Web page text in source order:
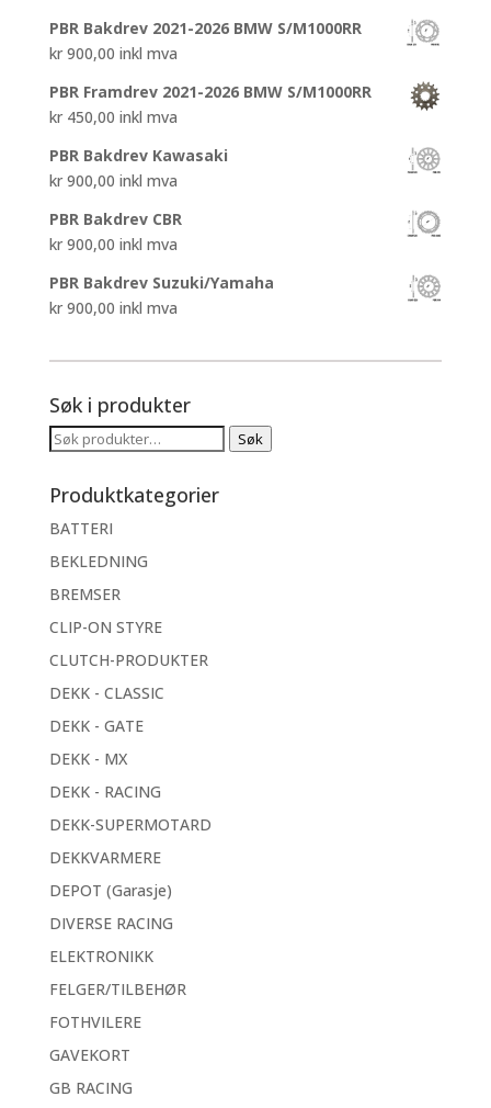
PBR Bakdrev 2021-2026 BMW S/M1000RR
kr900,00 inkl mva
PBR Framdrev 2021-2026 BMW S/M1000RR
kr450,00 inkl mva
PBR Bakdrev Kawasaki
kr900,00 inkl mva
PBR Bakdrev CBR
kr900,00 inkl mva
PBR Bakdrev Suzuki/Yamaha
kr900,00 inkl mva
Søk i produkter
Søk
Søk
Produktkategorier
BATTERI
BEKLEDNING
BREMSER
CLIP-ON STYRE
CLUTCH-PRODUKTER
DEKK - CLASSIC
DEKK - GATE
DEKK - MX
DEKK - RACING
DEKK-SUPERMOTARD
DEKKVARMERE
DEPOT (Garasje)
DIVERSE RACING
ELEKTRONIKK
FELGER/TILBEHØR
FOTHVILERE
GAVEKORT
GB RACING